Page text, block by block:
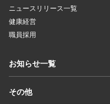
ニュースリリース一覧
健康経営
職員採用
お知らせ一覧
その他